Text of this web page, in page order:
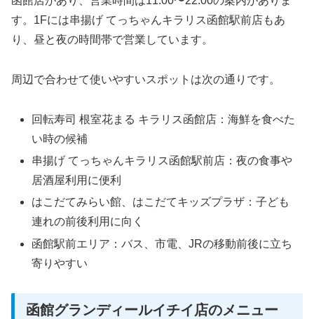
す。1Fには串揚げ てっちゃんキラリス函館駅前店もあ
り、昼と夜の時間帯で営業しています。
周辺で合わせて使いやすいスポットは次の通りです。
回転寿司 根室花まる キラリス函館店：海鮮を食べた
い時の候補
串揚げ てっちゃんキラリス函館駅前店：夜の食事や
居酒屋利用に便利
はこだてみらい館、はこだてキッズプラザ：子ども
連れの前後利用に向く
函館駅前エリア：バス、市電、JRの移動前後に立ち
寄りやすい
函館グランディールイチイ店のメニュー